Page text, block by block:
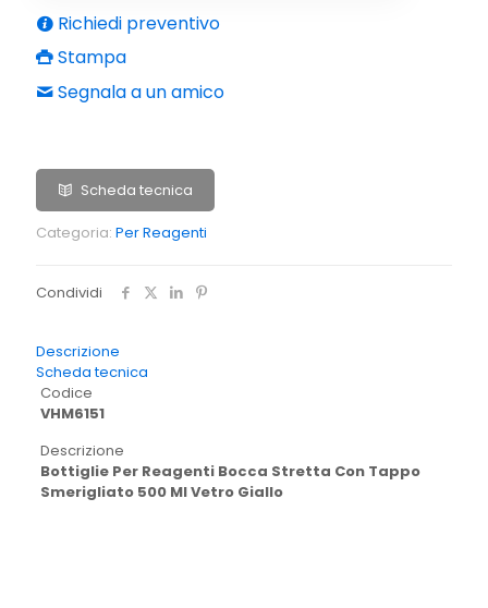
Richiedi preventivo
Stampa
Segnala a un amico
Scheda tecnica
Categoria: Per Reagenti
Condividi
Descrizione
Scheda tecnica
Codice
VHM6151
Descrizione
Bottiglie Per Reagenti Bocca Stretta Con Tappo
Smerigliato 500 Ml Vetro Giallo